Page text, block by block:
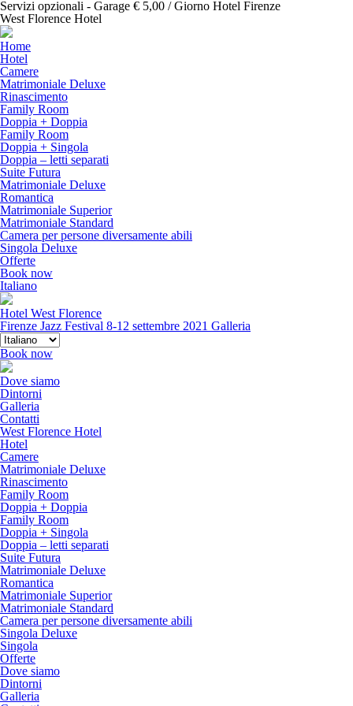
Servizi opzionali - Garage € 5,00 / Giorno Hotel Firenze
West Florence Hotel
Home
Hotel
Camere
Matrimoniale Deluxe
Rinascimento
Family Room
Doppia + Doppia
Family Room
Doppia + Singola
Doppia – letti separati
Suite Futura
Matrimoniale Deluxe
Romantica
Matrimoniale Superior
Matrimoniale Standard
Camera per persone diversamente abili
Singola Deluxe
Offerte
Book now
Italiano
Hotel West Florence
Firenze Jazz Festival 8-12 settembre 2021 Galleria
Book now
Dove siamo
Dintorni
Galleria
Contatti
West Florence Hotel
Hotel
Camere
Matrimoniale Deluxe
Rinascimento
Family Room
Doppia + Doppia
Family Room
Doppia + Singola
Doppia – letti separati
Suite Futura
Matrimoniale Deluxe
Romantica
Matrimoniale Superior
Matrimoniale Standard
Camera per persone diversamente abili
Singola Deluxe
Singola
Offerte
Dove siamo
Dintorni
Galleria